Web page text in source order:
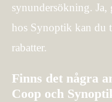
synundersökning.
hos Synoptik kan du
rabatter.
Finns det några
Coop och